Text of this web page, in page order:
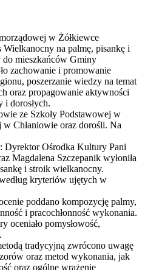
w Żółkiewce
na palmę, pisankę i
mieszkańców Gminy
zachowanie i promowanie
poszerzanie wiedzy na temat
oraz propagowanie aktywności
i dorosłych.
ze Szkoły Podstawowej w
w Chłaniowie oraz dorośli. Na
Dyrektor Ośrodka Kultury Pani
Magdalena Szczepanik wyłoniła
i stroik wielkanocny.
kryteriów ujętych w
poddano kompozycję palmy,
i pracochłonność wykonania.
oceniało pomysłowość,
tradycyjną zwrócono uwagę
oraz metod wykonania, jak
oraz ogólne wrażenie